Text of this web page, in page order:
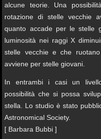
alcune teorie. Una
rotazione di stelle vecchie
quanto accade per le stelle
luminosità nei raggi X
stelle vecchie e che
avviene per stelle giovani.
In entrambi i casi un
possibilità che si possa
stella. Lo studio è stato
Astronomical Society.
[ Barbara Bubbi ]